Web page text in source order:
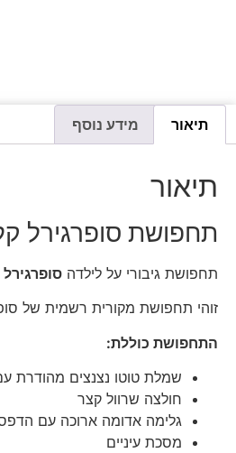
תיאור מידע נוסף
תיאור
תחפושת סופרגירל
תחפושת גיבורי על לילדה סופרגירל
זוהי תחפושת מקורית רשמית של
התחפושת כוללת:
שמלת טוטו נצנצים מהודרת
חולצה שרוול קצר
גלימה אדומה ארוכה עם
מסכת עיניים